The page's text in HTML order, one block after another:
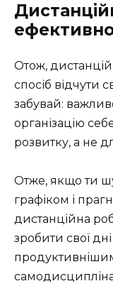
Отож,
спосіб відчути
забувай:
організацію
розвитку, а не
Отже, якщо ти
графіком і
дистанційна
зробити свої